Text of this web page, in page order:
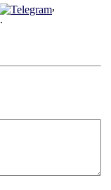
,
.